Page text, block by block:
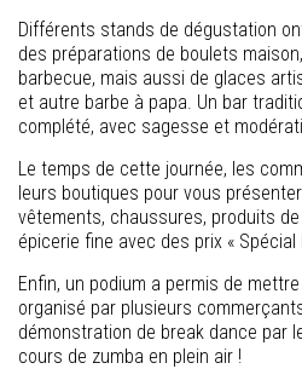
Différents stands de dégustation
des préparations de boulets
barbecue, mais aussi de glaces
et autre barbe à papa. Un bar
complété, avec sagesse et
Le temps de cette journée, les
leurs boutiques pour vous
vêtements, chaussures, produits
épicerie fine avec des prix « Spécial
Enfin, un podium a permis de
organisé par plusieurs
démonstration de break dance par
cours de zumba en plein air !